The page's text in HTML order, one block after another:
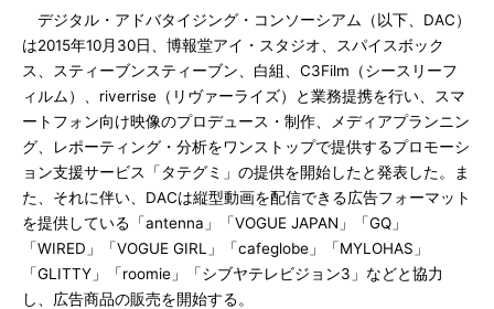
デジタル・アドバタイジング・コンソーシアム（以下、DAC）
は2015年10月30日、博報堂アイ・スタジオ、スパイスボック
ス、スティーブンスティーブン、白組、C3Film（シースリーフ
ィルム）、riverrise（リヴァーライズ）と業務提携を行い、スマ
ートフォン向け映像のプロデュース・制作、メディアプランニン
グ、レポーティング・分析をワンストップで提供するプロモーシ
ョン支援サービス「タテグミ」の提供を開始したと発表した。ま
た、それに伴い、DACは縦型動画を配信できる広告フォーマット
を提供している「antenna」「VOGUE JAPAN」「GQ」
「WIRED」「VOGUE GIRL」「cafeglobe」「MYLOHAS」
「GLITTY」「roomie」「シブヤテレビジョン3」などと協力
し、広告商品の販売を開始する。